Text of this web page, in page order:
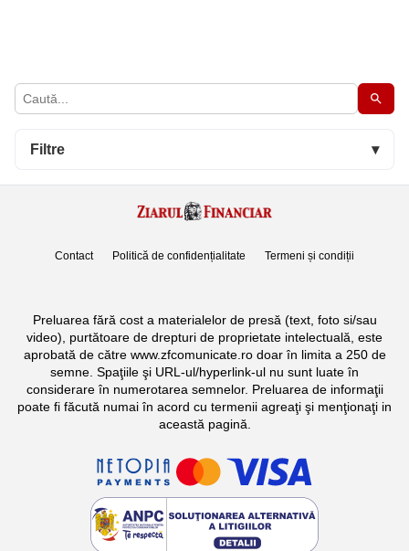
Filtre ▾
Contact Politică de confidențialitate Termeni și condiții
Preluarea fără cost a materialelor de presă (text, foto si/sau
video), purtătoare de drepturi de proprietate intelectuală, este
aprobată de către www.zfcomunicate.ro doar în limita a 250 de
semne. Spaţiile şi URL-ul/hyperlink-ul nu sunt luate în
considerare în numerotarea semnelor. Preluarea de informaţii
poate fi făcută numai în acord cu termenii agreaţi şi menţionaţi in
această pagină.